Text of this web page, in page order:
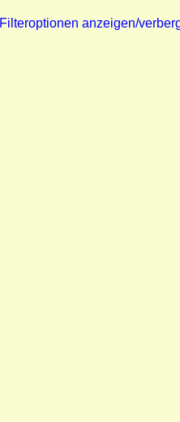
Filteroptionen anzeigen/